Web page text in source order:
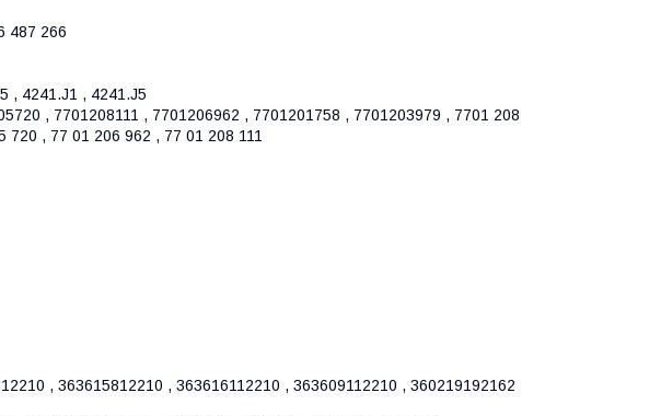
487 266
, 4241.J1 , 4241.J5
, 7701208111 , 7701206962 , 7701201758 , 7701203979 , 7701 208
720 , 77 01 206 962 , 77 01 208 111
, 363615812210 , 363616112210 , 363609112210 , 360219192162